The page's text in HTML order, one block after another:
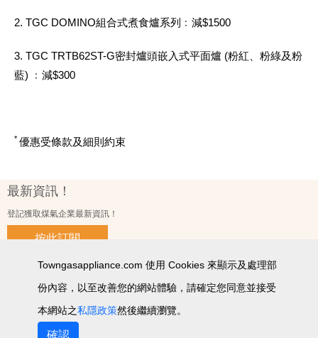
2. TGC DOMINO組合式煮食爐系列﹕減$1500
3. TGC TRTB62ST-G密封爐頭嵌入式平面爐 (粉紅、粉綠及粉
藍) ﹕減$300
* 優惠受條款及細則約束
最新資訊！
登記獲取煤氣企業最新資訊！
按此訂閱
使用條款及細則 私隱政策聲明
個人資料收集聲明
Towngasappliance.com 使用 Cookies 來顯示及處理部
份內容，以至改善您的網站體驗，請確定您同意並接受
本網站之私隱政策然後繼續瀏覽。
確認